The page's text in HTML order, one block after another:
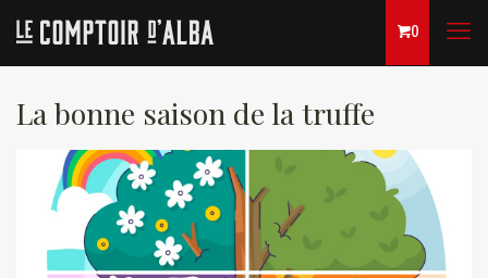
0
La bonne saison de la truffe